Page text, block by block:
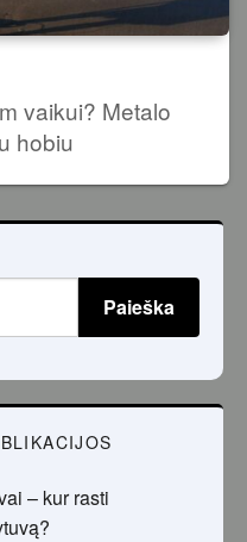
vaikui? Metalo
hobiu
Paieška
– kur rasti